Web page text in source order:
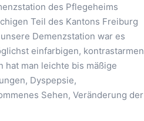
des Pflegeheims
Teil des Kantons Freiburg
Demenzstation war es
einfarbigen, kontrastarmen
hat man leichte bis mäßige
Dyspepsie,
Sehen, Veränderung der